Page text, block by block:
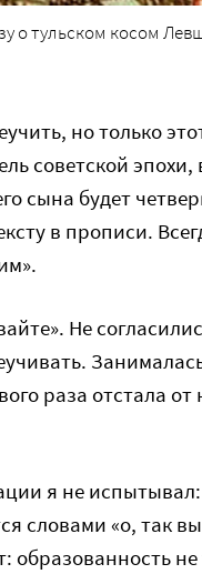
о тульском косом
но только
советской
сына будет
в прописи.
Не
раза отстала
я не
словами «о, так
образованность